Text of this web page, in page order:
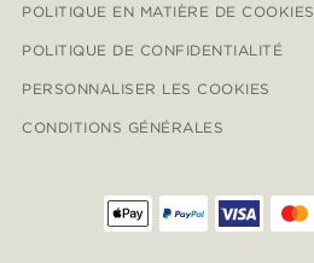
POLITIQUE EN MATIÈRE DE COOKIES
POLITIQUE DE CONFIDENTIALITÉ
PERSONNALISER LES COOKIES
CONDITIONS GÉNÉRALES